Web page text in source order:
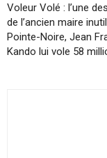
Voleur Volé : l’une
de l’ancien maire
Pointe-Noire, Jean
Kando lui vole 58